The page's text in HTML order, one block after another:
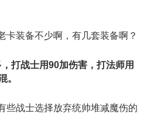
卡装备不少啊，有几套装备啊？
打战士用90加伤害，打法师用
。
些战士选择放弃统帅堆减魔伤的